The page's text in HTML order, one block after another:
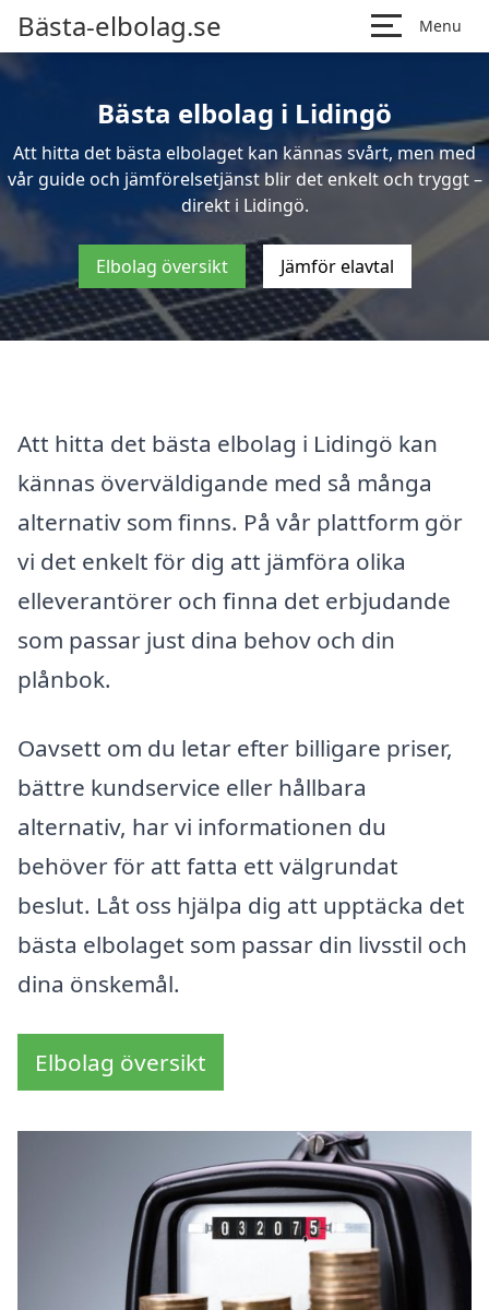
Bästa-elbolag.se Menu
Bästa elbolag i Lidingö
Att hitta det bästa elbolaget kan kännas svårt, men med
vår guide och jämförelsetjänst blir det enkelt och tryggt –
direkt i Lidingö.
Elbolag översikt Jämför elavtal
Att hitta det bästa elbolag i Lidingö kan
kännas överväldigande med så många
alternativ som finns. På vår plattform gör
vi det enkelt för dig att jämföra olika
elleverantörer och finna det erbjudande
som passar just dina behov och din
plånbok.
Oavsett om du letar efter billigare priser,
bättre kundservice eller hållbara
alternativ, har vi informationen du
behöver för att fatta ett välgrundat
beslut. Låt oss hjälpa dig att upptäcka det
bästa elbolaget som passar din livsstil och
dina önskemål.
Elbolag översikt